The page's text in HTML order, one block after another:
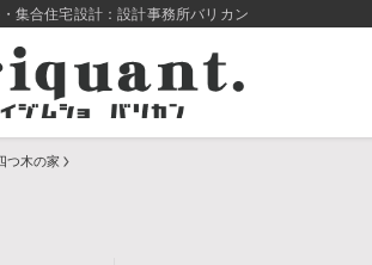
集合住宅設計：設計事務所バリカン
つ木の家